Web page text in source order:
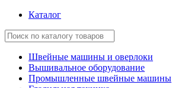
Каталог
Швейные машины и оверлоки
Вышивальное оборудование
Промышленные швейные машины